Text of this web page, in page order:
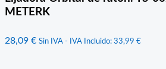
METERK
28,09 € Sin IVA - IVA Incluido: 33,99 €